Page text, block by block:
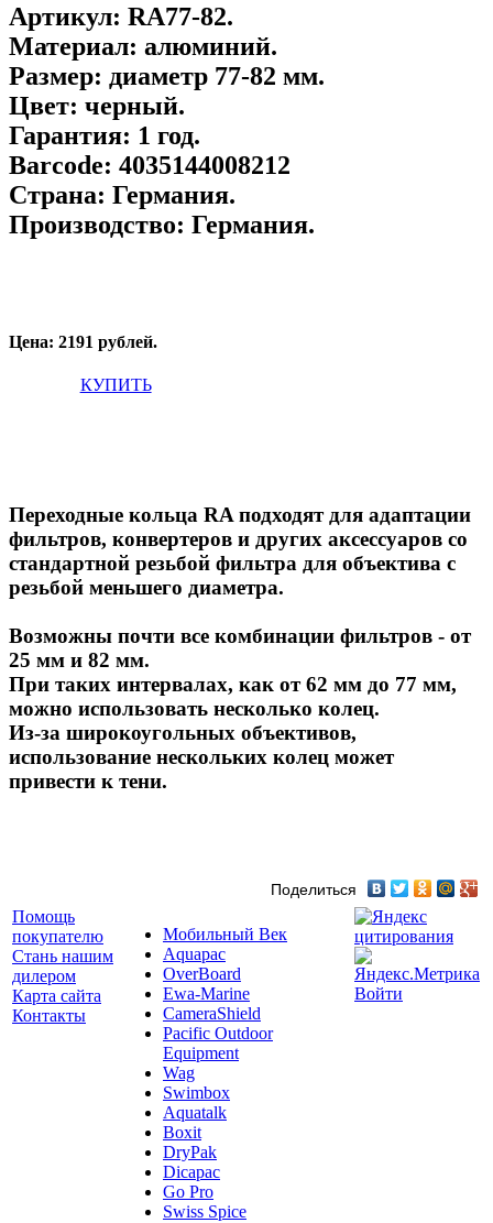
Артикул: RA77-82.
Материал: алюминий.
Размер: диаметр 77-82 мм.
Цвет: черный.
Гарантия: 1 год.
Barcode: 4035144008212
Страна: Германия.
Производство: Германия.
Цена: 2191 рублей.
КУПИТЬ
Переходные кольца RA подходят для адаптации
фильтров, конвертеров и других аксессуаров со
стандартной резьбой фильтра для объектива с
резьбой меньшего диаметра.
Возможны почти все комбинации фильтров - от
25 мм и 82 мм.
При таких интервалах, как от 62 мм до 77 мм,
можно использовать несколько колец.
Из-за широкоугольных объективов,
использование нескольких колец может
привести к тени.
Поделиться
Помощь
покупателю
Стань нашим
дилером
Карта сайта
Контакты
Мобильный Век
Aquapac
OverBoard
Ewa-Marine
CameraShield
Pacific Outdoor
Equipment
Wag
Swimbox
Aquatalk
Boxit
DryPak
Dicapac
Go Pro
Swiss Spice
Войти